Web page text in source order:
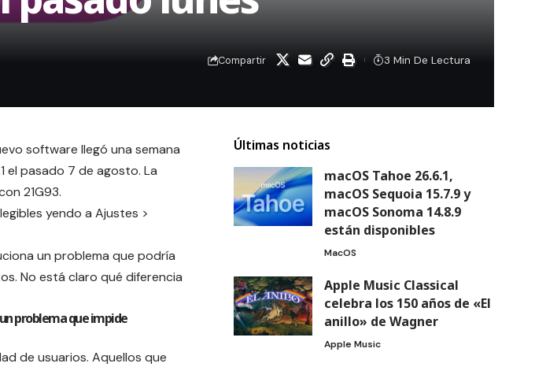
Compartir 3 Min De Lectura
software llegó una semana
el pasado 7 de agosto. La
21G93.
yendo a Ajustes >
un problema que podría
No está claro qué diferencia
problema que impide
de usuarios. Aquellos que
Últimas noticias
macOS Tahoe 26.6.1,
macOS Sequoia 15.7.9 y
macOS Sonoma 14.8.9
están disponibles
MacOS
Apple Music Classical
celebra los 150 años de «El
anillo» de Wagner
Apple Music